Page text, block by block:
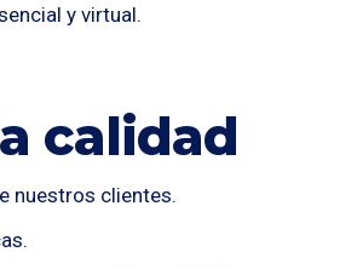
y virtual.
calidad
nuestros clientes.